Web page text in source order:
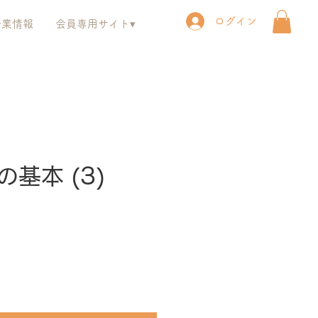
業情報 会員専用サイト▾ ログイン
基本 (3)